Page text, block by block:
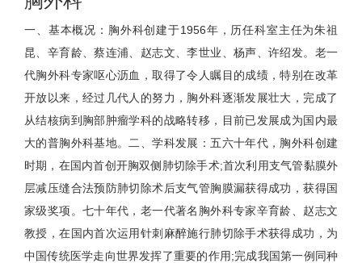
一、基本概况： 胸外科创建于1956年，历任科室主任为朱祖
昆、辛育龄、蔡连浦、赵志文、李世业、 杨声 、许绍发。老一
代胸外科专家呕心沥血，取得了令人瞩目的成绩，特别在改革
开放以来，经过几代人的努力， 胸外科逐渐发展壮大，完成了
从结核病到胸部肿瘤学科的战略转移，目前已发展成为国内最
大的普胸外科基地。二、学科发展：五六十年代， 胸外科创建
时期，在国内首创开胸双侧肺切除手术;首次利用支气管黏膜外
层减压缝合法预防肺切除术后支气管胸膜漏获得成功，获得国
家级奖项。七十年代，老一代著名 胸外科专家辛育龄、赵志文
教授，在国内首次运用针刺麻醉施行肺切除手术获得成功，为
中国传统医学走向世界发挥了重要的作用;完成我国第一例同种